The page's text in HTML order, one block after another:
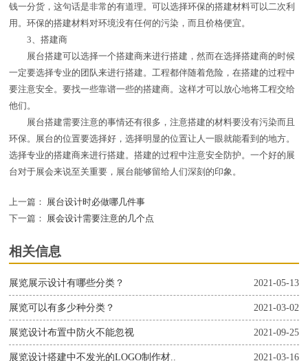
钱一分货，这句话是非常的有道理。可以选择环保的搭建材料可以二次利
用。环保的搭建材料对环境没有任何的污染，而且价格便宜。
3、搭建商
展台搭建可以选择一个搭建商来进行搭建，然而在选择搭建商的时候
一定要选择专业的团队来进行搭建。工程都伴随着危险，在搭建的过程中
要注意安全。要找一些靠谱一些的搭建商。这样才可以放心地将工程交给
他们。
展台搭建需要注意的事情还有很多，注意搭建的材料要没有污染而且
环保。展台的位置要选择好，选择明显的位置让人一眼就能看到的地方。
选择专业的搭建商来进行搭建。搭建的过程中注意安全防护。一个好的展
台对于展会来说至关重要，展台能够留给人们深刻的印象。
上一篇：
展台设计时必做哪几件事
下一篇：
展会设计需要注意的几个点
相关信息
2021-05-13
展览展示设计有哪些分类？
2021-03-02
展览可以有多少种分类？
2021-09-25
展览设计布置中防火不能忽视
2021-03-16
展览设计搭建中不发光的LOGO制作材..